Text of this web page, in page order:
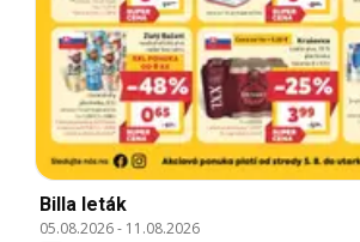
Billa leták
05.08.2026- 11.08.2026